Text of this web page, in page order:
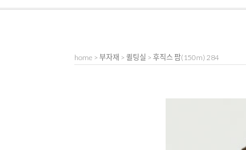
home > 부자재 > 퀼팅실 > 후직스 팜(150m) 284